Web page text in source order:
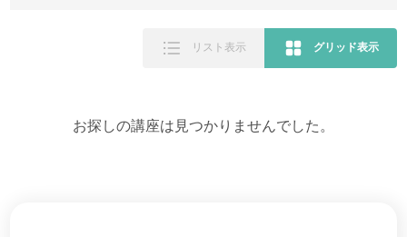
リスト表示 グリッド表示
お探しの講座は見つかりませんでした。